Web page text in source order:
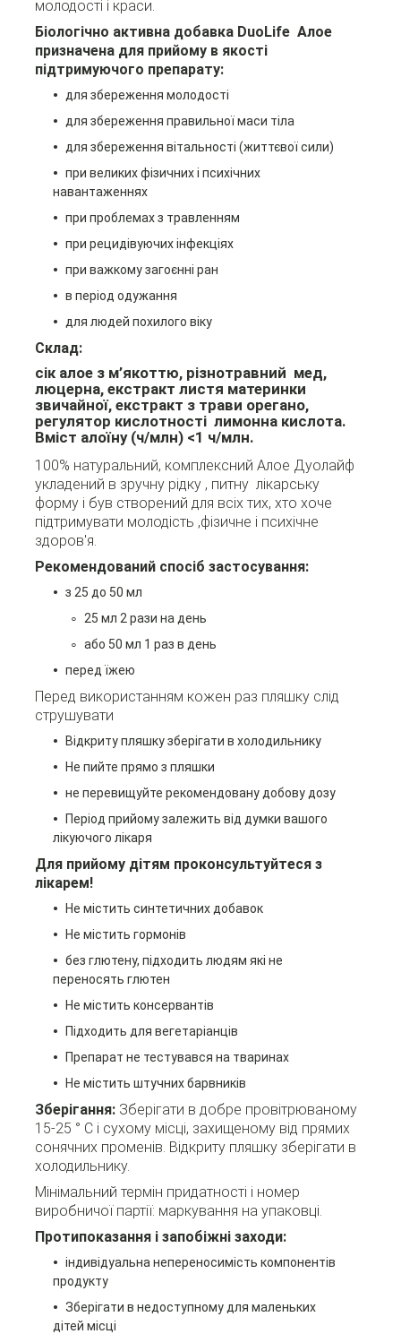
молодості і краси.
Біологічно активна добавка DuoLife Алое
призначена для прийому в якості
підтримуючого препарату:
для збереження молодості
для збереження правильної маси тіла
для збереження вітальності (життєвої сили)
при великих фізичних і психічних
навантаженнях
при проблемах з травленням
при рецидівуючих інфекціях
при важкому загоєнні ран
в період одужання
для людей похилого віку
Склад:
сік алое з м’якоттю, різнотравний мед,
люцерна, екстракт листя материнки
звичайної, екстракт з трави орегано,
регулятор кислотності лимонна кислота.
Вміст алоїну (ч/млн) <1 ч/млн.
100% натуральний, комплексний Алое Дуолайф
укладений в зручну рідку , питну лікарську
форму і був створений для всіх тих, хто хоче
підтримувати молодість ,фізичне і психічне
здоров'я.
Рекомендований спосіб застосування:
з 25 до 50 мл
25 мл 2 рази на день
або 50 мл 1 раз в день
перед їжею
Перед використанням кожен раз пляшку слід
струшувати
Відкриту пляшку зберігати в холодильнику
Не пийте прямо з пляшки
не перевищуйте рекомендовану добову дозу
Період прийому залежить від думки вашого
лікуючого лікаря
Для прийому дітям проконсультуйтеся з
лікарем!
Не містить синтетичних добавок
Не містить гормонів
без глютену, підходить людям які не
переносять глютен
Не містить консервантів
Підходить для вегетаріанців
Препарат не тестувався на тваринах
Не містить штучних барвників
Зберігання: Зберігати в добре провітрюваному
15-25 ° C і сухому місці, захищеному від прямих
сонячних променів. Відкриту пляшку зберігати в
холодильнику.
Мінімальний термін придатності і номер
виробничої партії: маркування на упаковці.
Протипоказання і запобіжні заходи:
індивідуальна непереносимість компонентів
продукту
Зберігати в недоступному для маленьких
дітей місці